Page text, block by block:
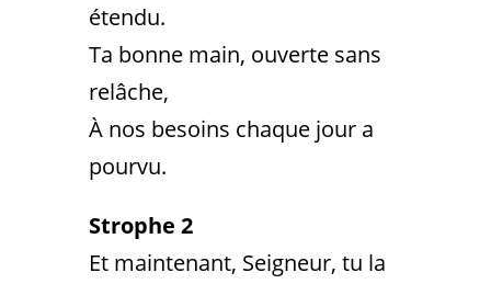
étendu.
Ta bonne main, ouverte sans
relâche,
À nos besoins chaque jour a
pourvu.
Strophe 2
Et maintenant, Seigneur, tu la